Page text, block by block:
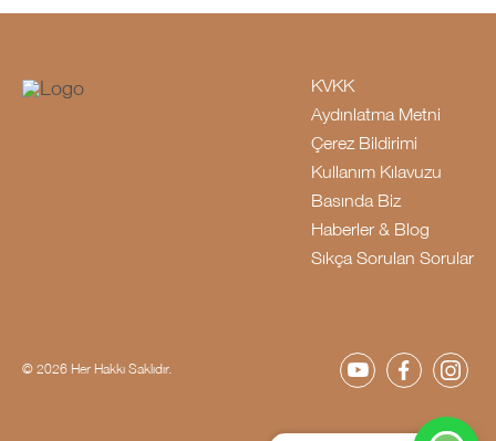
KVKK
Aydınlatma Metni
Çerez Bildirimi
Kullanım Kılavuzu
Basında Biz
Haberler & Blog
Sıkça Sorulan Sorular
© 2026 Her Hakkı Saklıdır.